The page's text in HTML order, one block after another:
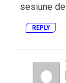
sesiune
REPLY